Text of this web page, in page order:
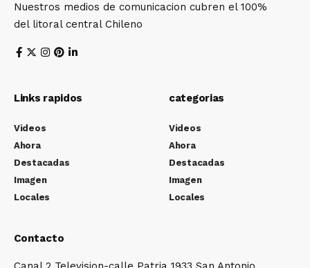
Nuestros medios de comunicacion cubren el 100%
del litoral central Chileno
Links rapidos
Videos
Ahora
Destacadas
Imagen
Locales
categorias
Videos
Ahora
Destacadas
Imagen
Locales
Contacto